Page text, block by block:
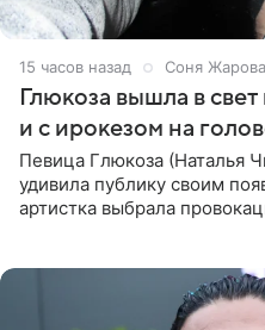
15 часов назад Соня Жарова
Глюкоза вышла в
и с ирокезом на
Певица Глюкоза (Наталья
удивила публику своим
артистка выбрала